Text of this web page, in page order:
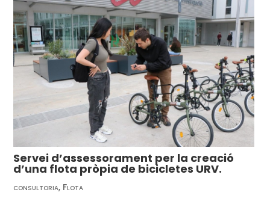
Servei d’assessorament per la creació
d’una flota pròpia de bicicletes URV.
consultoria, Flota